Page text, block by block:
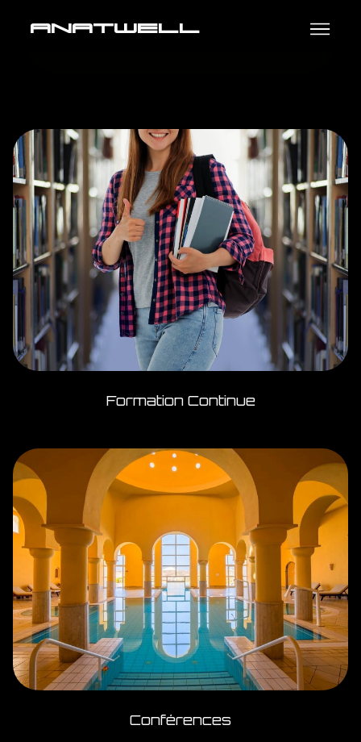
aNatwell
Formation Continue
Conférences